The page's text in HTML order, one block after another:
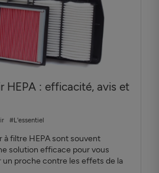
HEPA : efficacité, avis et
#L'essentiel
à filtre HEPA sont souvent
solution efficace pour vous
proche contre les effets de la